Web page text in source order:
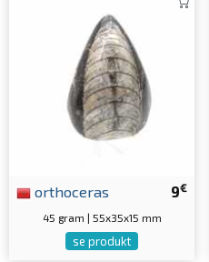
9€
orthoceras
45 gram | 55x35x15 mm
se produkt